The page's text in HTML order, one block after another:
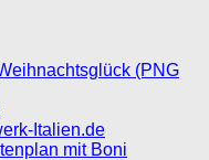
(PNG
Italien.de
mit Boni